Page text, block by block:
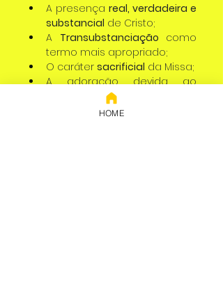
A presença real, verdadeira e
substancial de Cristo;
A Transubstanciação como
termo mais apropriado;
O caráter sacrificial da Missa;
A adoração devida ao
Santíssimo Sacramento.
HOME